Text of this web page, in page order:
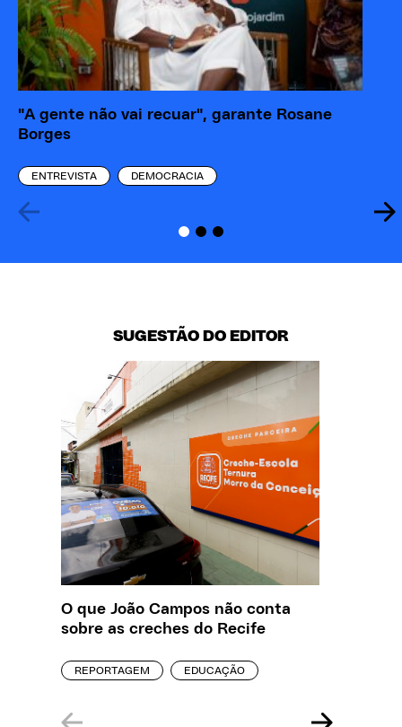
"A gente não vai recuar", garante Rosane
Borges
ENTREVISTA DEMOCRACIA
SUGESTÃO DO EDITOR
O que João Campos não conta
sobre as creches do Recife
REPORTAGEM EDUCAÇÃO